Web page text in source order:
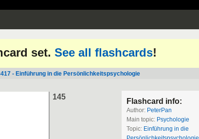
set. See all flashcards!
- Einführung in die Persönlichkeitspsychologie
145
Flashcard info:
Author: PeterPan
Main topic: Psychologie
Topic: Einführung in die